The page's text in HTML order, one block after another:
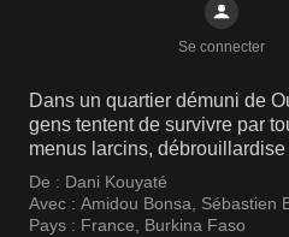
Se connecter
Dans un quartier démuni de
gens tentent de survivre par
menus larcins,
De : Dani Kouyaté
Avec : Amidou Bonsa, Sébastien
Pays : France, Burkina Faso